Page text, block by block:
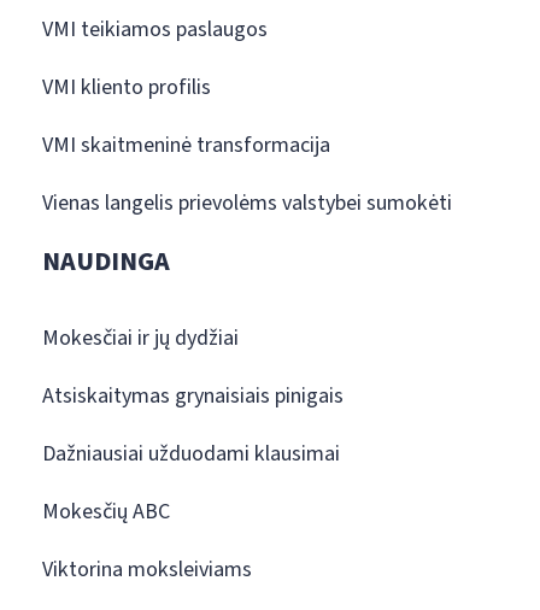
VMI teikiamos paslaugos
VMI kliento profilis
VMI skaitmeninė transformacija
Vienas langelis prievolėms valstybei sumokėti
NAUDINGA
Mokesčiai ir jų dydžiai
Atsiskaitymas grynaisiais pinigais
Dažniausiai užduodami klausimai
Mokesčių ABC
Viktorina moksleiviams